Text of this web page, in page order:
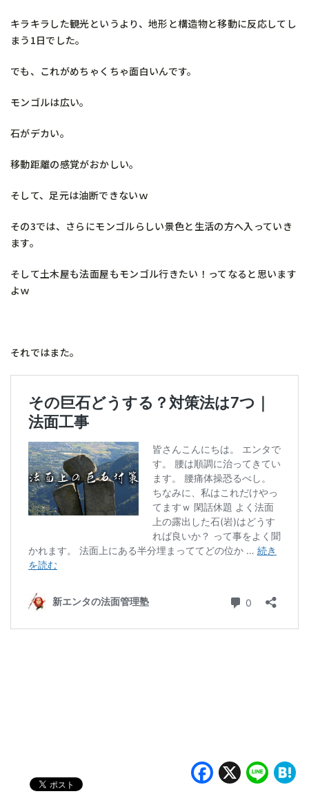
キラキラした観光というより、地形と構造物と移動に反応してし
まう1日でした。
でも、これがめちゃくちゃ面白いんです。
モンゴルは広い。
石がデカい。
移動距離の感覚がおかしい。
そして、足元は油断できないｗ
その3では、さらにモンゴルらしい景色と生活の方へ入っていき
ます。
そして土木屋も法面屋もモンゴル行きたい！ってなると思います
よｗ
それではまた。
X